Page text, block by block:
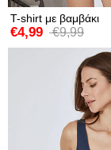
T-shirt με βαμβάκι
€4,99 €9,99